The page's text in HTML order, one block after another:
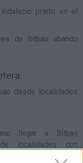
prieto en el
desde localidades
llegar a Bilbao
localidades con